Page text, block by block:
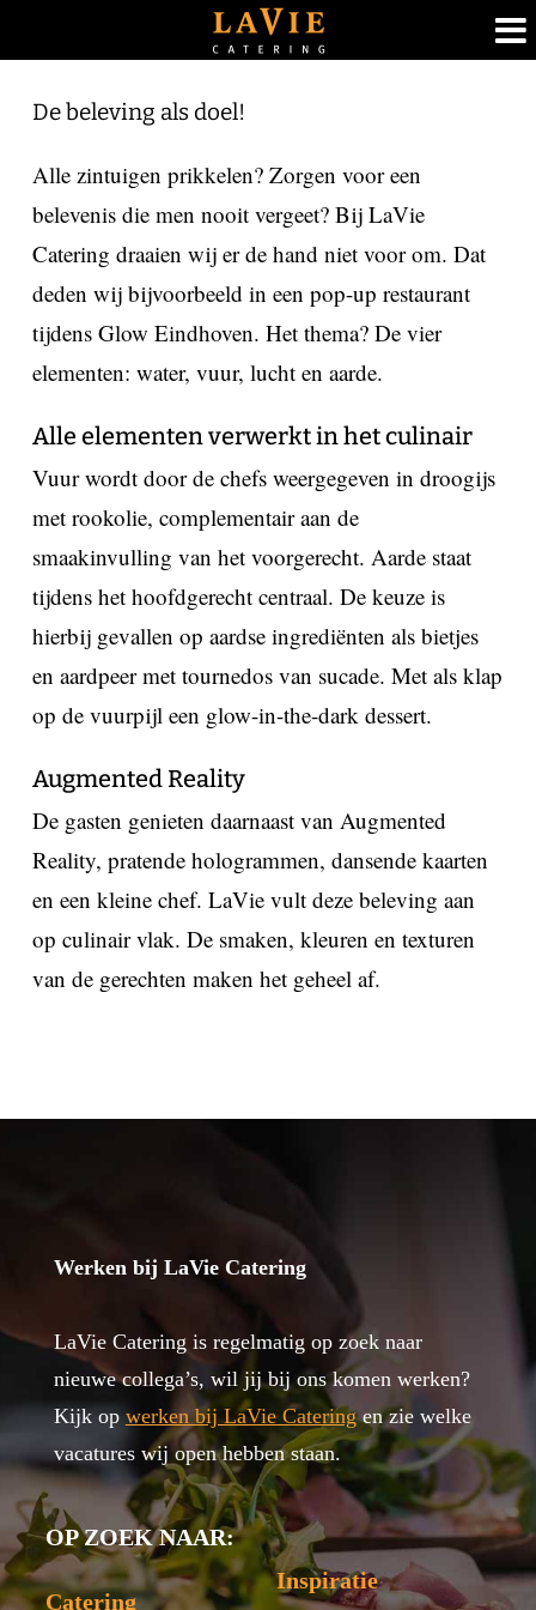
naarDe beleving als doel!
Alle zintuigen prikkelen? Zorgen voor een
belevenis die men nooit vergeet? Bij LaVie
Catering draaien wij er de hand niet voor om. Dat
deden wij bijvoorbeeld in een pop-up restaurant
tijdens Glow Eindhoven. Het thema? De vier
elementen: water, vuur, lucht en aarde.
Alle elementen verwerkt in het culinair
Vuur wordt door de chefs weergegeven in droogijs
met rookolie, complementair aan de
smaakinvulling van het voorgerecht. Aarde staat
tijdens het hoofdgerecht centraal. De keuze is
hierbij gevallen op aardse ingrediënten als bietjes
en aardpeer met tournedos van sucade. Met als klap
op de vuurpijl een glow-in-the-dark dessert.
Augmented Reality
De gasten genieten daarnaast van Augmented
Reality, pratende hologrammen, dansende kaarten
en een kleine chef. LaVie vult deze beleving aan
op culinair vlak. De smaken, kleuren en texturen
van de gerechten maken het geheel af.
Werken bij LaVie Catering
LaVie Catering is regelmatig op zoek naar
nieuwe collega’s, wil jij bij ons komen werken?
Kijk op werken bij LaVie Cateringen zie welke
vacatures wij open hebben staan.
OP ZOEK NAAR:
Catering
Inspiratie